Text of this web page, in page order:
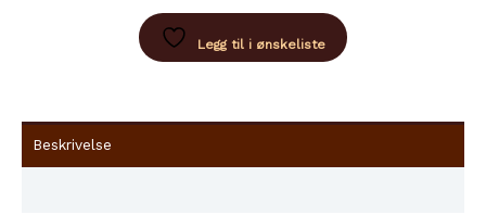
Legg til i ønskeliste
Beskrivelse